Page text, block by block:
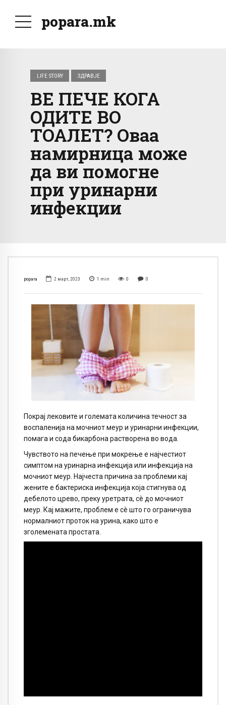
popara.mk
LIFE STORY ЗДРАВЈЕ
ВЕ ПЕЧЕ КОГА
ОДИТЕ ВО
ТОАЛЕТ? Оваа
намирница може
да ви помогне
при уринарни
инфекции
popara 2 март, 2023 1 min 0 0
Покрај лековите и големата количина течност за
воспаленија на мочниот меур и уринарни инфекции,
помага и сода бикарбона растворена во вода.
Чувството на печење при мокрење е најчестиот
симптом на уринарна инфекција или инфекција на
мочниот меур. Најчеста причина за проблеми кај
жените е бактериска инфекција која стигнува од
дебелото црево, преку уретрата, сè до мочниот
меур. Кај мажите, проблем е сè што го ограничува
нормалниот проток на урина, како што е
зголемената простата.